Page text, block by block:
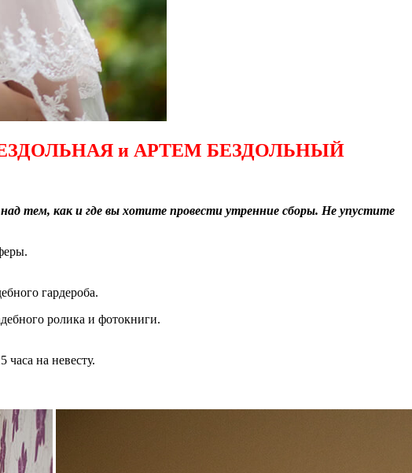
и АРТЕМ БЕЗДОЛЬНЫЙ
тем, как и где вы хотите провести утренние сборы. Не упустите
гардероба.
ролика и фотокниги.
на невесту.